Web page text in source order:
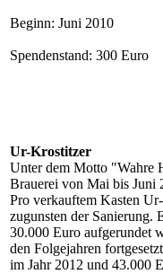
Beginn: Juni 2010
Spendenstand: 300 Euro
Ur-Krostitzer
Unter dem Motto "Wahre
Brauerei von Mai bis Juni
Pro verkauftem Kasten
zugunsten der Sanierung.
30.000 Euro aufgerundet
den Folgejahren
im Jahr 2012 und 43.000